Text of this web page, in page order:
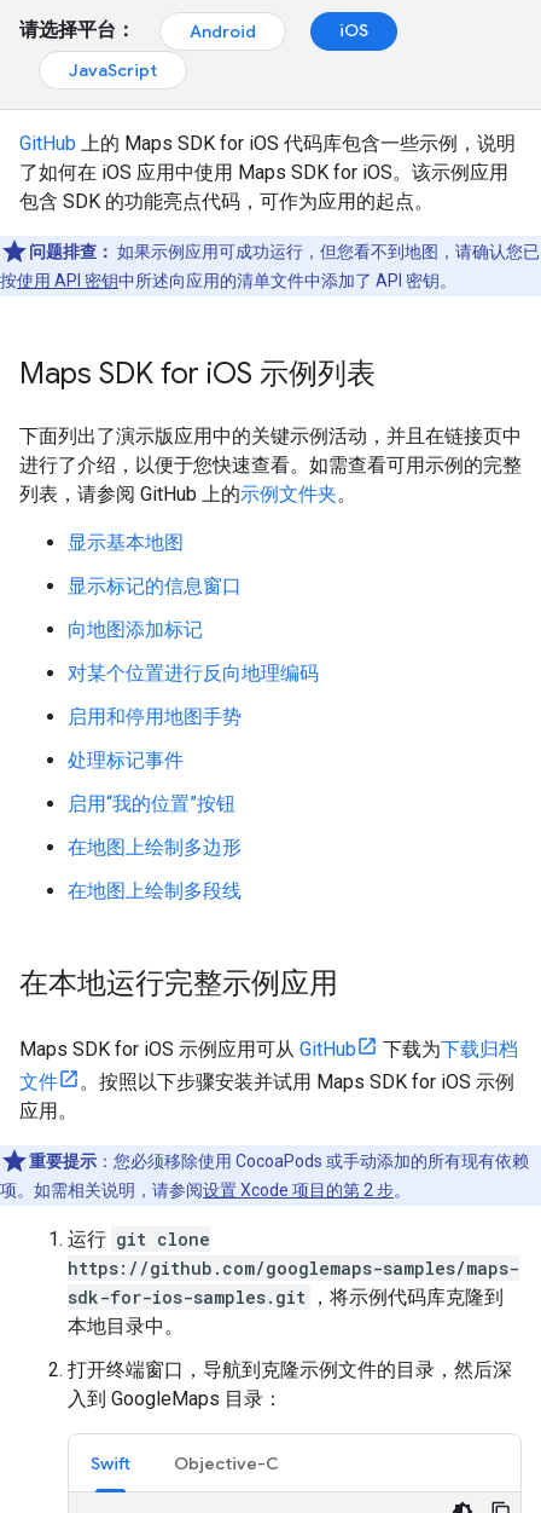
请选择平台： Android
iOS
JavaScript
GitHub 上的 Maps SDK for iOS 代码库包含一些示例，说明
了如何在 iOS 应用中使用 Maps SDK for iOS。该示例应用
包含 SDK 的功能亮点代码，可作为应用的起点。
问题排查： 如果示例应用可成功运行，但您看不到地图，请确认您已
按使用 API 密钥中所述向应用的清单文件中添加了 API 密钥。
Maps SDK for iOS 示例列表
下面列出了演示版应用中的关键示例活动，并且在链接页中
进行了介绍，以便于您快速查看。如需查看可用示例的完整
列表，请参阅 GitHub 上的示例文件夹。
显示基本地图
显示标记的信息窗口
向地图添加标记
对某个位置进行反向地理编码
启用和停用地图手势
处理标记事件
启用“我的位置”按钮
在地图上绘制多边形
在地图上绘制多段线
在本地运行完整示例应用
Maps SDK for iOS 示例应用可从 GitHub 下载为下载归档
文件
。按照以下步骤安装并试用 Maps SDK for iOS 示例
应用。
重要提示 ：您必须移除使用 CocoaPods 或手动添加的所有现有依赖
项。如需相关说明，请参阅设置 Xcode 项目的第 2 步。
运行 git clone
https://github.com/googlemaps-samples/maps-
sdk-for-ios-samples.git ，将示例代码库克隆到
本地目录中。
打开终端窗口，导航到克隆示例文件的目录，然后深
入到 GoogleMaps 目录：
Swift Objective-C